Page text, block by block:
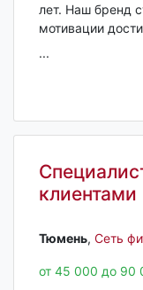
лет. Наш бренд
мотивации
...
клиентами
Тюмень‎, Сеть
от 45 000 до 90